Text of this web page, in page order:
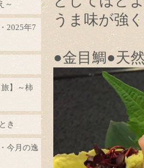
うま味が強
●金目鯛●天
～
2025年7
旅】～柿
き
今月の逸